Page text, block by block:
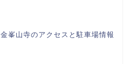
金峯山寺のアクセスと駐車場情報